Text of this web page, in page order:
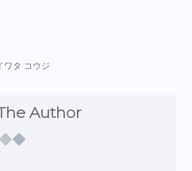
ワタ コウジ
Author